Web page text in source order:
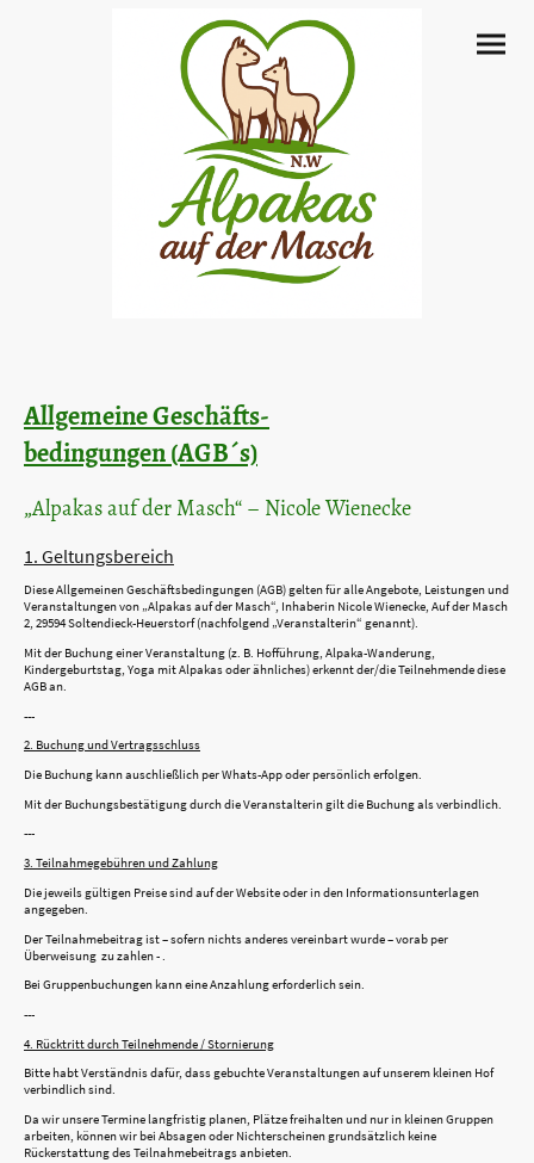
Allgemeine Geschäfts-
bedingungen (AGB´s)
„Alpakas auf der Masch“ – Nicole Wienecke
1. Geltungsbereich
Diese Allgemeinen Geschäftsbedingungen (AGB) gelten für alle Angebote, Leistungen und
Veranstaltungen von „Alpakas auf der Masch“, Inhaberin Nicole Wienecke, Auf der Masch
2, 29594 Soltendieck-Heuerstorf (nachfolgend „Veranstalterin“ genannt).
Mit der Buchung einer Veranstaltung (z. B. Hofführung, Alpaka-Wanderung,
Kindergeburtstag, Yoga mit Alpakas oder ähnliches) erkennt der/die Teilnehmende diese
AGB an.
---
2. Buchung und Vertragsschluss
Die Buchung kann auschließlich per Whats-App oder persönlich erfolgen.
Mit der Buchungsbestätigung durch die Veranstalterin gilt die Buchung als verbindlich.
---
3. Teilnahmegebühren und Zahlung
Die jeweils gültigen Preise sind auf der Website oder in den Informationsunterlagen
angegeben.
Der Teilnahmebeitrag ist – sofern nichts anderes vereinbart wurde – vorab per
Überweisung zu zahlen - .
Bei Gruppenbuchungen kann eine Anzahlung erforderlich sein.
---
4. Rücktritt durch Teilnehmende / Stornierung
Bitte habt Verständnis dafür, dass gebuchte Veranstaltungen auf unserem kleinen Hof
verbindlich sind.
Da wir unsere Termine langfristig planen, Plätze freihalten und nur in kleinen Gruppen
arbeiten, können wir bei Absagen oder Nichterscheinen grundsätzlich keine
Rückerstattung des Teilnahmebeitrags anbieten.